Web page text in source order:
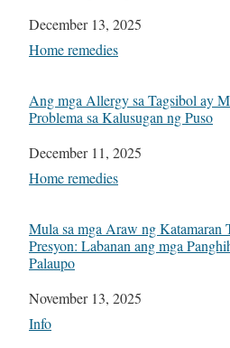
Date
December 13, 2025
In relation to
Home remedies
Ang mga Allergy sa Tagsibol ay
Problema sa Kalusugan ng Puso
Date
December 11, 2025
In relation to
Home remedies
Mula sa mga Araw ng Katamaran
Presyon: Labanan ang mga
Palaupo
Date
November 13, 2025
In relation to
Info